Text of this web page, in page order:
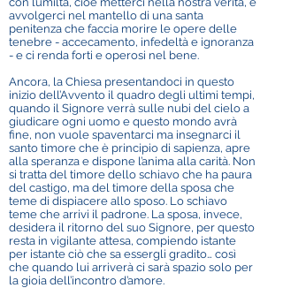
avvolgerci nel mantello di una santa
penitenza che faccia morire le opere delle
tenebre - accecamento, infedeltà e ignoranza
- e ci renda forti e operosi nel bene.
Ancora, la Chiesa presentandoci in questo
inizio dell’Avvento il quadro degli ultimi tempi,
quando il Signore verrà sulle nubi del cielo a
giudicare ogni uomo e questo mondo avrà
fine, non vuole spaventarci ma insegnarci il
santo timore che è principio di sapienza, apre
alla speranza e dispone l’anima alla carità. Non
si tratta del timore dello schiavo che ha paura
del castigo, ma del timore della sposa che
teme di dispiacere allo sposo. Lo schiavo
teme che arrivi il padrone. La sposa, invece,
desidera il ritorno del suo Signore, per questo
resta in vigilante attesa, compiendo istante
per istante ciò che sa essergli gradito… così
che quando lui arriverà ci sarà spazio solo per
la gioia dell’incontro d’amore.